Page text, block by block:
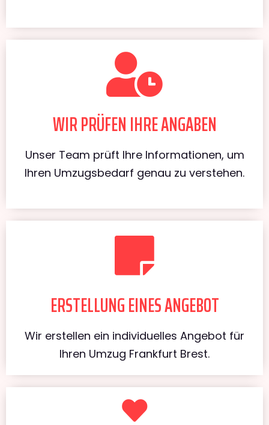
WIR PRÜFEN IHRE ANGABEN
Unser Team prüft Ihre Informationen, um
Ihren Umzugsbedarf genau zu verstehen.
ERSTELLUNG EINES ANGEBOT
Wir erstellen ein individuelles Angebot für
Ihren Umzug Frankfurt Brest.